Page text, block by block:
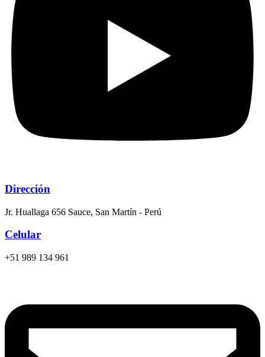
Dirección
Jr. Huallaga 656 Sauce, San Martín - Perú
Celular
+51 989 134 961